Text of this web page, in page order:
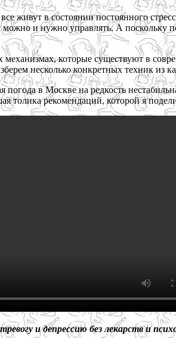
живут в состоянии постоянного
и нужно управлять. А поскольку
механизмах, которые существуют в
несколько конкретных техник
погода в Москве на редкость
толика рекомендаций, которой я
и депрессию без лекарств и